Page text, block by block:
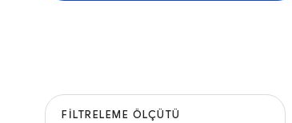
FILTRELEME ÖLÇÜTÜ